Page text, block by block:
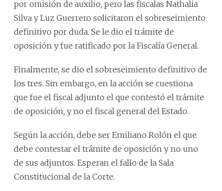
por omisión de auxilio, pero las fiscalas Nathalia
Silva y Luz Guerrero solicitaron el sobreseimiento
definitivo por duda. Se le dio el trámite de
oposición y fue ratificado por la Fiscalía General.
Finalmente, se dio el sobreseimiento definitivo de
los tres. Sin embargo, en la acción se cuestiona
que fue el fiscal adjunto el que contestó el trámite
de oposición, y no el fiscal general del Estado.
Según la acción, debe ser Emiliano Rolón el que
debe contestar el trámite de oposición y no uno
de sus adjuntos. Esperan el fallo de la Sala
Constitucional de la Corte.